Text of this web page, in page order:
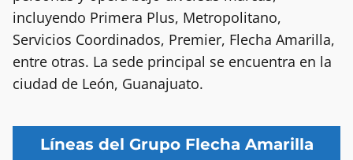
incluyendo Primera Plus, Metropolitano,
Servicios Coordinados, Premier, Flecha Amarilla,
entre otras. La sede principal se encuentra en la
ciudad de León, Guanajuato.
Líneas del Grupo Flecha Amarilla